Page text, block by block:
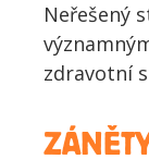
Neřešený
zdravotní